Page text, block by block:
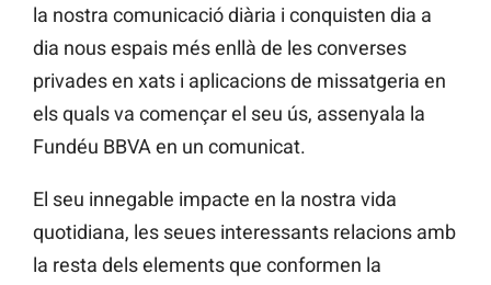
la nostra comunicació diària i conquisten dia a
dia nous espais més enllà de les converses
privades en xats i aplicacions de missatgeria en
els quals va començar el seu ús, assenyala la
Fundéu BBVA en un comunicat.
El seu innegable impacte en la nostra vida
quotidiana, les seues interessants relacions amb
la resta dels elements que conformen la